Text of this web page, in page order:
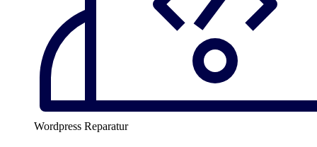
Wordpress Reparatur